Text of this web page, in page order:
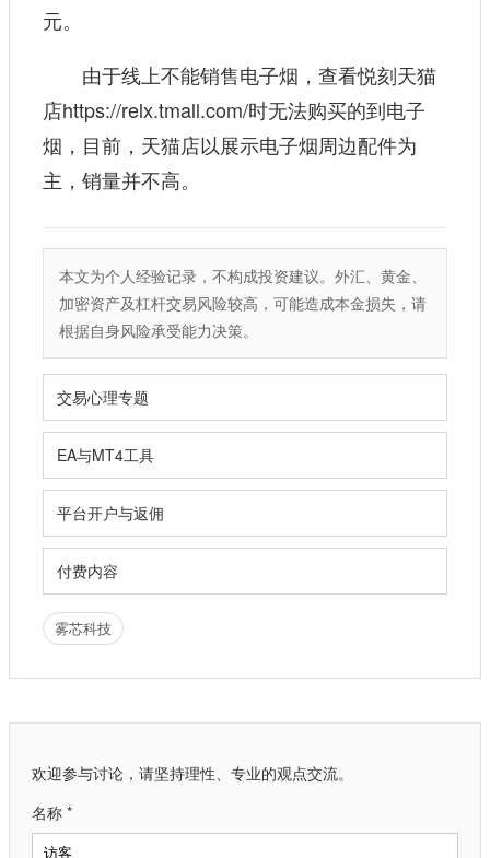
元。
由于线上不能销售电子烟，查看悦刻天猫
店https://relx.tmall.com/时无法购买的到电子
烟，目前，天猫店以展示电子烟周边配件为
主，销量并不高。
本文为个人经验记录，不构成投资建议。外汇、黄金、
加密资产及杠杆交易风险较高，可能造成本金损失，请
根据自身风险承受能力决策。
交易心理专题
EA与MT4工具
平台开户与返佣
付费内容
雾芯科技
欢迎参与讨论，请坚持理性、专业的观点交流。
名称 *